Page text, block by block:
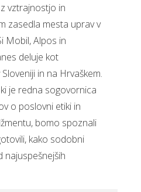
vztrajnostjo in
zasedla mesta uprav v
Mobil, Alpos in
deluje kot
in na Hrvaškem.
je redna sogovornica
o poslovni etiki in
bomo spoznali
kako sodobni
najuspešnejših